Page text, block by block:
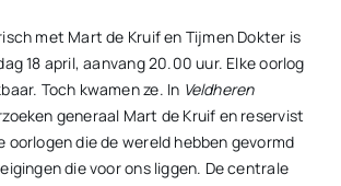
met Mart de Kruif en Tijmen Dokter is
18 april, aanvang 20.00 uur. Elke oorlog
Toch kwamen ze. In Veldheren
generaal Mart de Kruif en reservist
oorlogen die de wereld hebben gevormd
die voor ons liggen. De centrale